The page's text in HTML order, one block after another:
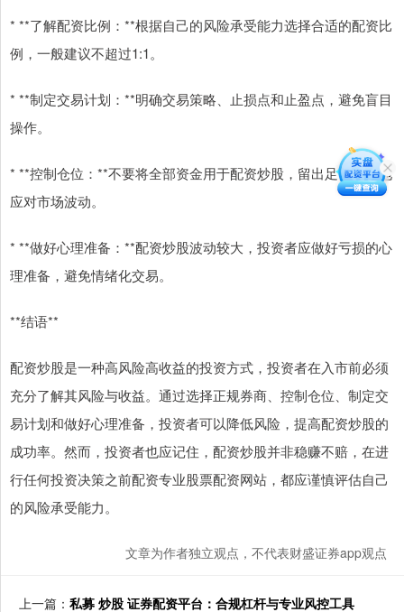
* **了解配资比例：**根据自己的风险承受能力选择合适的配资比
例，一般建议不超过1:1。
* **制定交易计划：**明确交易策略、止损点和止盈点，避免盲目
操作。
* **控制仓位：**不要将全部资金用于配资炒股，留出足够的余地
应对市场波动。
* **做好心理准备：**配资炒股波动较大，投资者应做好亏损的心
理准备，避免情绪化交易。
**结语**
配资炒股是一种高风险高收益的投资方式，投资者在入市前必须
充分了解其风险与收益。通过选择正规券商、控制仓位、制定交
易计划和做好心理准备，投资者可以降低风险，提高配资炒股的
成功率。然而，投资者也应记住，配资炒股并非稳赚不赔，在进
行任何投资决策之前配资专业股票配资网站，都应谨慎评估自己
的风险承受能力。
文章为作者独立观点，不代表财盛证券app观点
上一篇： 私募 炒股 证券配资平台：合规杠杆与专业风控工具